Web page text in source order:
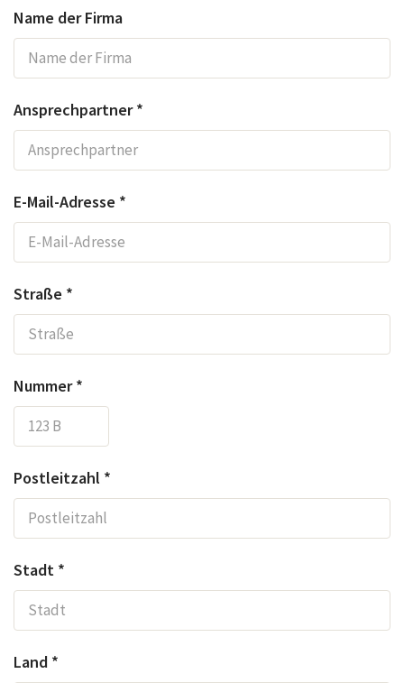
Name der Firma
Ansprechpartner *
E-Mail-Adresse *
Straße *
Nummer *
Postleitzahl *
Stadt *
Land *